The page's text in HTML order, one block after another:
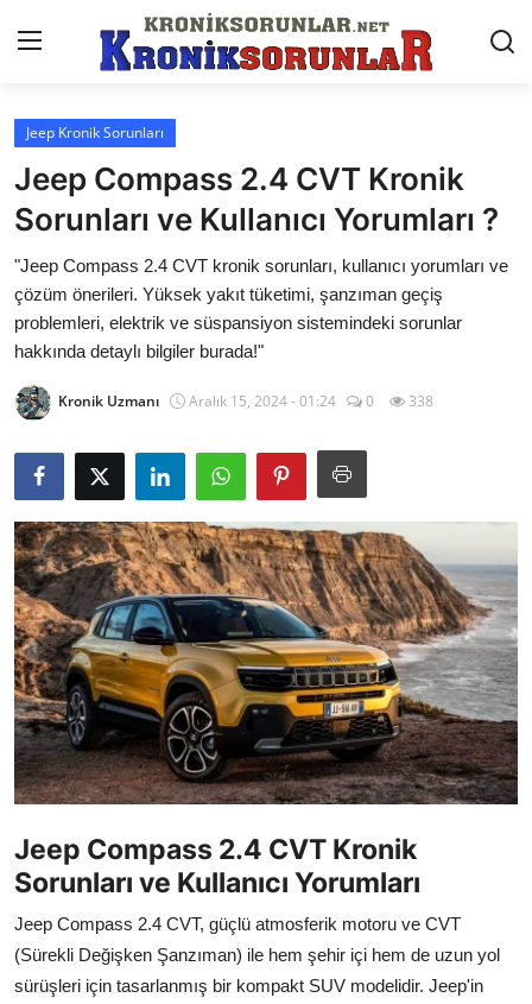
Anasayfa
Markalar
İletişim
Trafik & Cezalar
Sigorta & Kasko
Vergi & ÖTV & MTV
Muayene & Ruhsat
Sorgulamalar
İkinci El & Alım-Satım
Bakım & Arıza Çözümleri
Elektrikli & Hibrit
Kiralama & Filo
Sürüş & Güvenlik
Yağlar & Sıvılar
LPG & Yakıt
Elektrik & Akü
Jeep Kronik Sorunları
Jeep Compass 2.4 CVT Kronik
Sorunları ve Kullanıcı Yorumları ?
"Jeep Compass 2.4 CVT kronik sorunları, kullanıcı yorumları ve
çözüm önerileri. Yüksek yakıt tüketimi, şanzıman geçiş
problemleri, elektrik ve süspansiyon sistemindeki sorunlar
hakkında detaylı bilgiler burada!"
Kronik Uzmanı Aralık 15, 2024 - 01:24 0 338
Jeep Compass 2.4 CVT Kronik
Sorunları ve Kullanıcı Yorumları
Jeep Compass 2.4 CVT, güçlü atmosferik motoru ve CVT
(Sürekli Değişken Şanzıman) ile hem şehir içi hem de uzun yol
sürüşleri için tasarlanmış bir kompakt SUV modelidir. Jeep'in